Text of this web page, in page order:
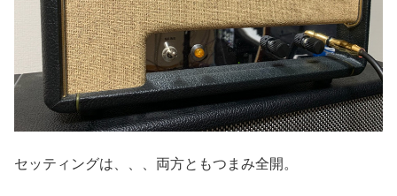
セッティングは、、、両方ともつまみ全開。